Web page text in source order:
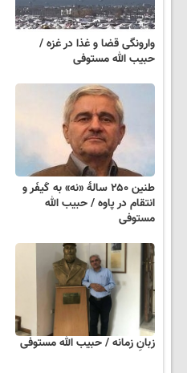
وارونگی قضا و غذا در غزه /
حبیب الله مستوفی
طنین ۲۵۰ سالهٔ «نه» به کَیفَر و
انتقام در پاوه / حبیب الله
مستوفی
زبانِ زمانه / حبیب الله مستوفی